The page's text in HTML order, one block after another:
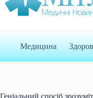
Медицина
Геніальний спосіб